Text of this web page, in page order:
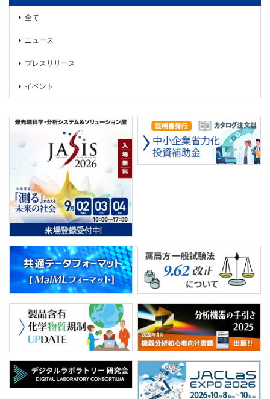
全て
ニュース
プレスリリース
イベント